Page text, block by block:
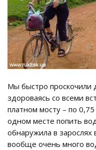
Мы быстро проскочили
здороваясь со всеми
платном мосту – по
одном месте попить
обнаружила в зарослях
вообще очень много